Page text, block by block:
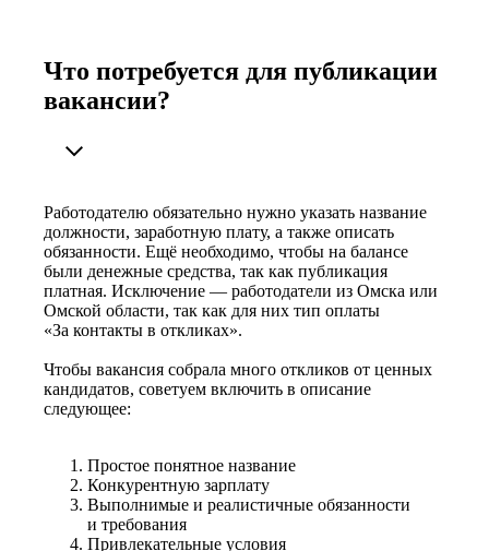
Что потребуется для публикации
вакансии?
Работодателю обязательно нужно указать название
должности, заработную плату, а также описать
обязанности. Ещё необходимо, чтобы на балансе
были денежные средства, так как публикация
платная. Исключение — работодатели из Омска или
Омской области, так как для них тип оплаты
«За контакты в откликах».
Чтобы вакансия собрала много откликов от ценных
кандидатов, советуем включить в описание
следующее:
Простое понятное название
Конкурентную зарплату
Выполнимые и реалистичные обязанности
и требования
Привлекательные условия